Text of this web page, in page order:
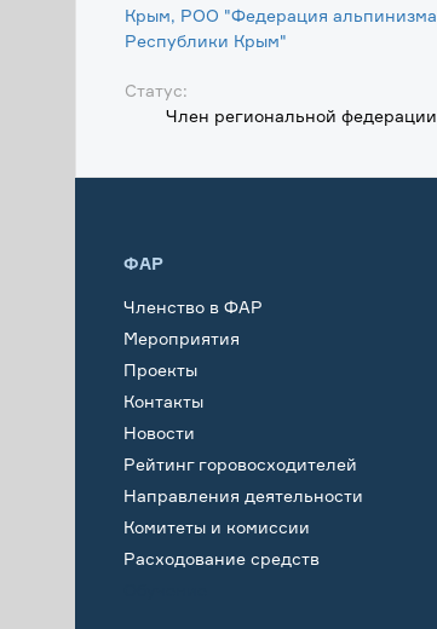
Крым, РОО "Федерация альпинизма
Республики Крым"
Статус:
Член региональной федерации
ФАР
Членство в ФАР
Мероприятия
Проекты
Контакты
Новости
Рейтинг горовосходителей
Направления деятельности
Комитеты и комиссии
Расходование средств